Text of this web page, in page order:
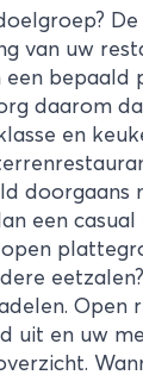
van uw
een bepaald
daarom
en
doorgaans
een casual
Open
uit en uw